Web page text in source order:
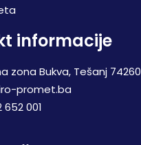
informacije
zona Bukva, Tešanj 74260
promet.ba
652 001